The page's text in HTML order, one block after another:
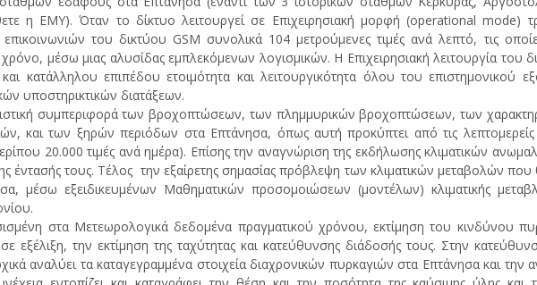
η ΕΜΥ). Όταν το δίκτυο λειτουργεί σε Επιχειρησιακή μορφή (operational mode)
του δικτύου GSM συνολικά 104 μετρούμενες τιμές ανά λεπτό, τις
μέσω μιας αλυσίδας εμπλεκόμενων λογισμικών. Η Επιχειρησιακή λειτουργία του
κατάλληλου επιπέδου ετοιμότητα και λειτουργικότητα όλου του επιστημονικού
υποστηρικτικών διατάξεων.
συμπεριφορά των βροχοπτώσεων, των πλημμυρικών βροχοπτώσεων, των
και των ξηρών περιόδων στα Επτάνησα, όπως αυτή προκύπτει από τις
20.000 τιμές ανά ημέρα). Επίσης την αναγνώριση της εκδήλωσης κλιματικών
έντασής τους. Τέλος την εξαίρετης σημασίας πρόβλεψη των κλιματικών μεταβολών που
μέσω εξειδικευμένων Μαθηματικών προσομοιώσεων (μοντέλων) κλιματικής
στα Μετεωρολογικά δεδομένα πραγματικού χρόνου, εκτίμηση του κινδύνου
εξέλιξη, την εκτίμηση της ταχύτητας και κατεύθυνσης διάδοσής τους. Στην
αναλύει τα καταγεγραμμένα στοιχεία διαχρονικών πυρκαγιών στα Επτάνησα και την